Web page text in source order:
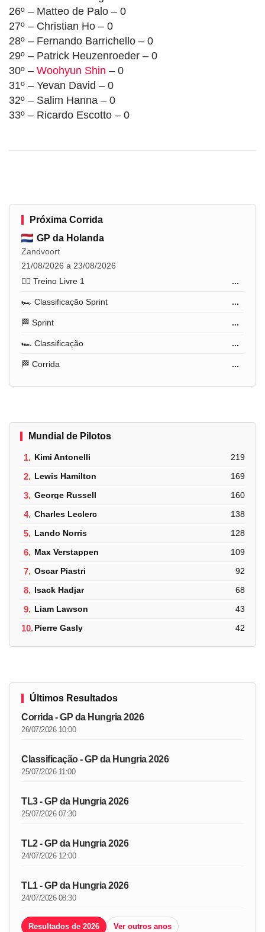
26º – Matteo de Palo – 0
27º – Christian Ho – 0
28º – Fernando Barrichello – 0
29º – Patrick Heuzenroeder – 0
30º – Woohyun Shin – 0
31º – Yevan David – 0
32º – Salim Hanna – 0
33º – Ricardo Escotto – 0
Próxima Corrida
GP da Holanda
Zandvoort
21/08/2026 a 23/08/2026
🏋️‍♂️ Treino Livre 1
...
🏎️ Classificação Sprint ...
🏁 Sprint ...
🏎️ Classificação ...
🏁 Corrida ...
Mundial de Pilotos
1. Kimi Antonelli 219
2. Lewis Hamilton 169
3. George Russell 160
4. Charles Leclerc 138
5. Lando Norris 128
6. Max Verstappen 109
7. Oscar Piastri 92
8. Isack Hadjar 68
9. Liam Lawson 43
10.Pierre Gasly 42
Últimos Resultados
Corrida - GP da Hungria 2026
26/07/2026 10:00
Classificação - GP da Hungria 2026
25/07/2026 11:00
TL3 - GP da Hungria 2026
25/07/2026 07:30
TL2 - GP da Hungria 2026
24/07/2026 12:00
TL1 - GP da Hungria 2026
24/07/2026 08:30
Resultados de 2026 Ver outros anos